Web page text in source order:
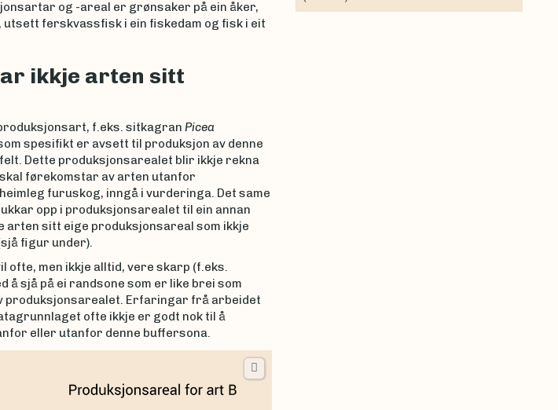
og -areal er grønsaker på ein åker,
ferskvassfisk i ein fiskedam og fisk i eit
ikkje arten sitt
f.eks. sitkagran Picea
spesifikt er avsett til produksjon av denne
Dette produksjonsarealet blir ikkje rekna
førekomstar av arten utanfor
furuskog, inngå i vurderinga. Det same
opp i produksjonsarealet til ein annan
arten sitt eige produksjonsareal som ikkje
figur under).
men ikkje alltid, vere skarp (f.eks.
å sjå på ei randsone som er like brei som
produksjonsarealet. Erfaringar frå arbeidet
ofte ikkje er godt nok til å
eller utanfor denne buffersona.